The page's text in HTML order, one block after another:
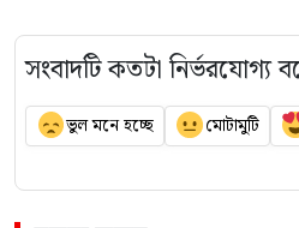
সংবাদটি কতটা নির্ভরযোগ্য
ভুল মনে হচ্ছে মোটামুটি